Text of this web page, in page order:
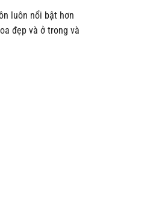
luôn nổi bật hơn
đẹp và ở trong và